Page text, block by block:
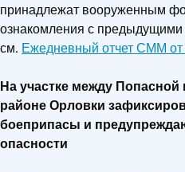
принадлежат вооруженным
ознакомления с
см. Ежедневный отчет СММ от
На участке между
районе Орловки
боеприпасы и
опасности